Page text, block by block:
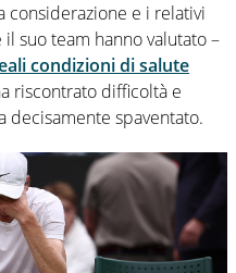
considerazione e i relativi
suo team hanno valutato –
condizioni di salute
riscontrato difficoltà e
decisamente spaventato.